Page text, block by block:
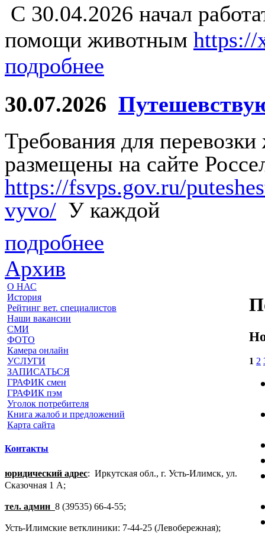
С 30.04.2026 начал
помощи животным https://
подробнее
30.07.2026
Требования для
размещены на сайте
https://fsvps.gov.ru/
vyvo/ У каждой
подробнее
Архив
О НАС
История
Рейтинг вет. специалистов
Наши вакансии
СМИ
ФОТО
Камера онлайн
УСЛУГИ
ЗАПИСАТЬСЯ
ГРАФИК смен
ГРАФИК пэм
Уголок потребителя
Книга жалоб и предложений
Карта сайта
Контакты
юридический адрес: Иркутская обл., г. Усть-Илимск, ул.
Сказочная 1 А;
тел. админ 8 (39535) 66-4-55;
Усть-Илимские ветклиники: 7-44-25 (Левобережная);
1 2